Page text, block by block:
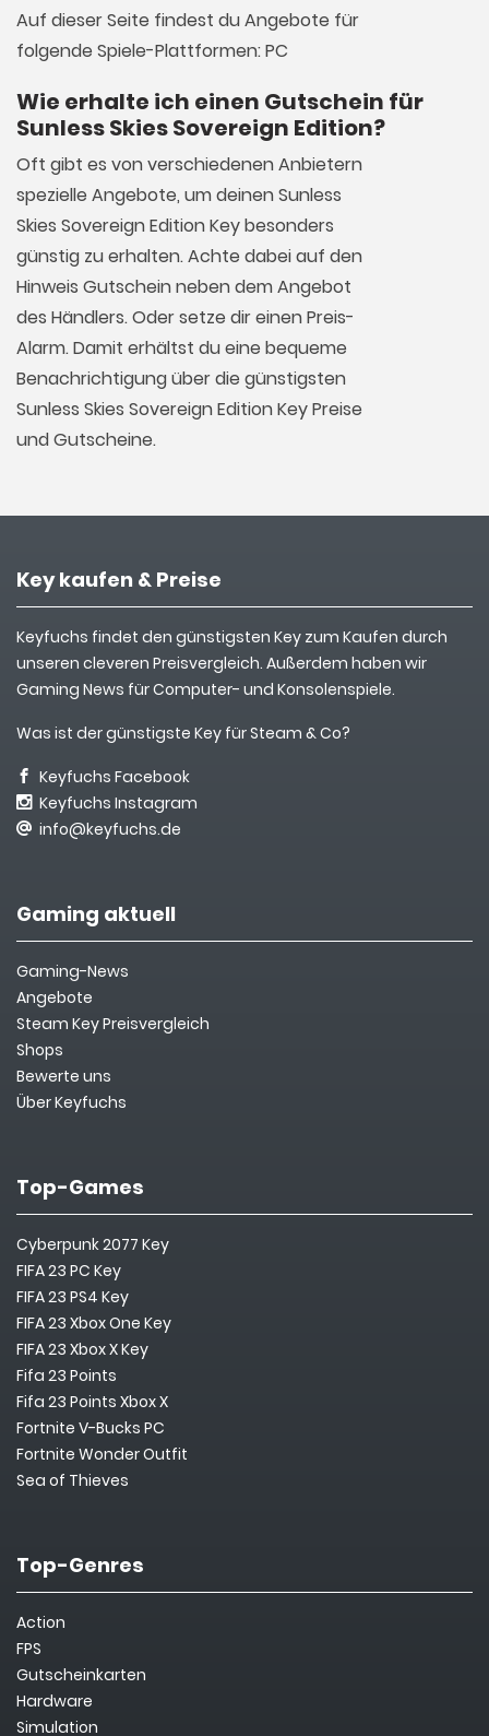
Auf dieser Seite findest du Angebote für
folgende Spiele-Plattformen: PC
Wie erhalte ich einen Gutschein für
Sunless Skies Sovereign Edition?
Oft gibt es von verschiedenen Anbietern
spezielle Angebote, um deinen Sunless
Skies Sovereign Edition Key besonders
günstig zu erhalten. Achte dabei auf den
Hinweis Gutschein neben dem Angebot
des Händlers. Oder setze dir einen Preis-
Alarm. Damit erhältst du eine bequeme
Benachrichtigung über die günstigsten
Sunless Skies Sovereign Edition Key Preise
und Gutscheine.
Key kaufen & Preise
Keyfuchs findet den günstigsten Key zum Kaufen durch
unseren cleveren Preisvergleich. Außerdem haben wir
Gaming News für Computer- und Konsolenspiele.
Was ist der günstigste Key für Steam & Co?
Keyfuchs Facebook
Keyfuchs Instagram
info@keyfuchs.de
Gaming aktuell
Gaming-News
Angebote
Steam Key Preisvergleich
Shops
Bewerte uns
Über Keyfuchs
Top-Games
Cyberpunk 2077 Key
FIFA 23 PC Key
FIFA 23 PS4 Key
FIFA 23 Xbox One Key
FIFA 23 Xbox X Key
Fifa 23 Points
Fifa 23 Points Xbox X
Fortnite V-Bucks PC
Fortnite Wonder Outfit
Sea of Thieves
Top-Genres
Action
FPS
Gutscheinkarten
Hardware
Simulation